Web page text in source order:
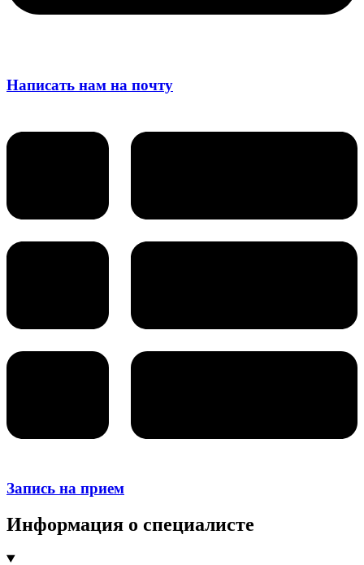
Написать нам на почту
Запись на прием
Информация о специалисте